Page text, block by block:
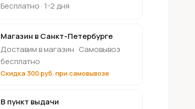
Бесплатно · 1-2 дня
Магазин в Санкт-Петербурге
Доставим в магазин · Самовывоз
бесплатно
Скидка 300 руб. при самовывозе
В пункт выдачи